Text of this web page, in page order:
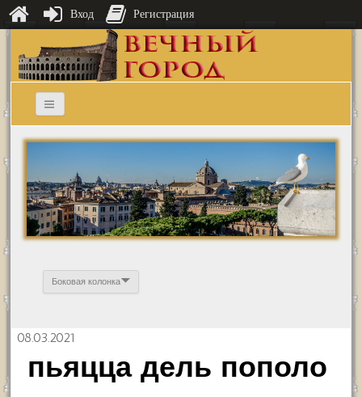
Боковая колонка
08.03.2021
пьяцца дель пополо
Вход Регистрация